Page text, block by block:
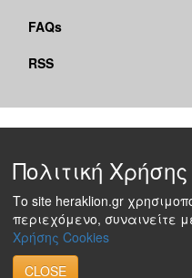
FAQs
RSS
Πολιτική
Το site heraklion.gr
περιεχόμενο, συναινείτε
Χρήσης Cookies
CLOSE